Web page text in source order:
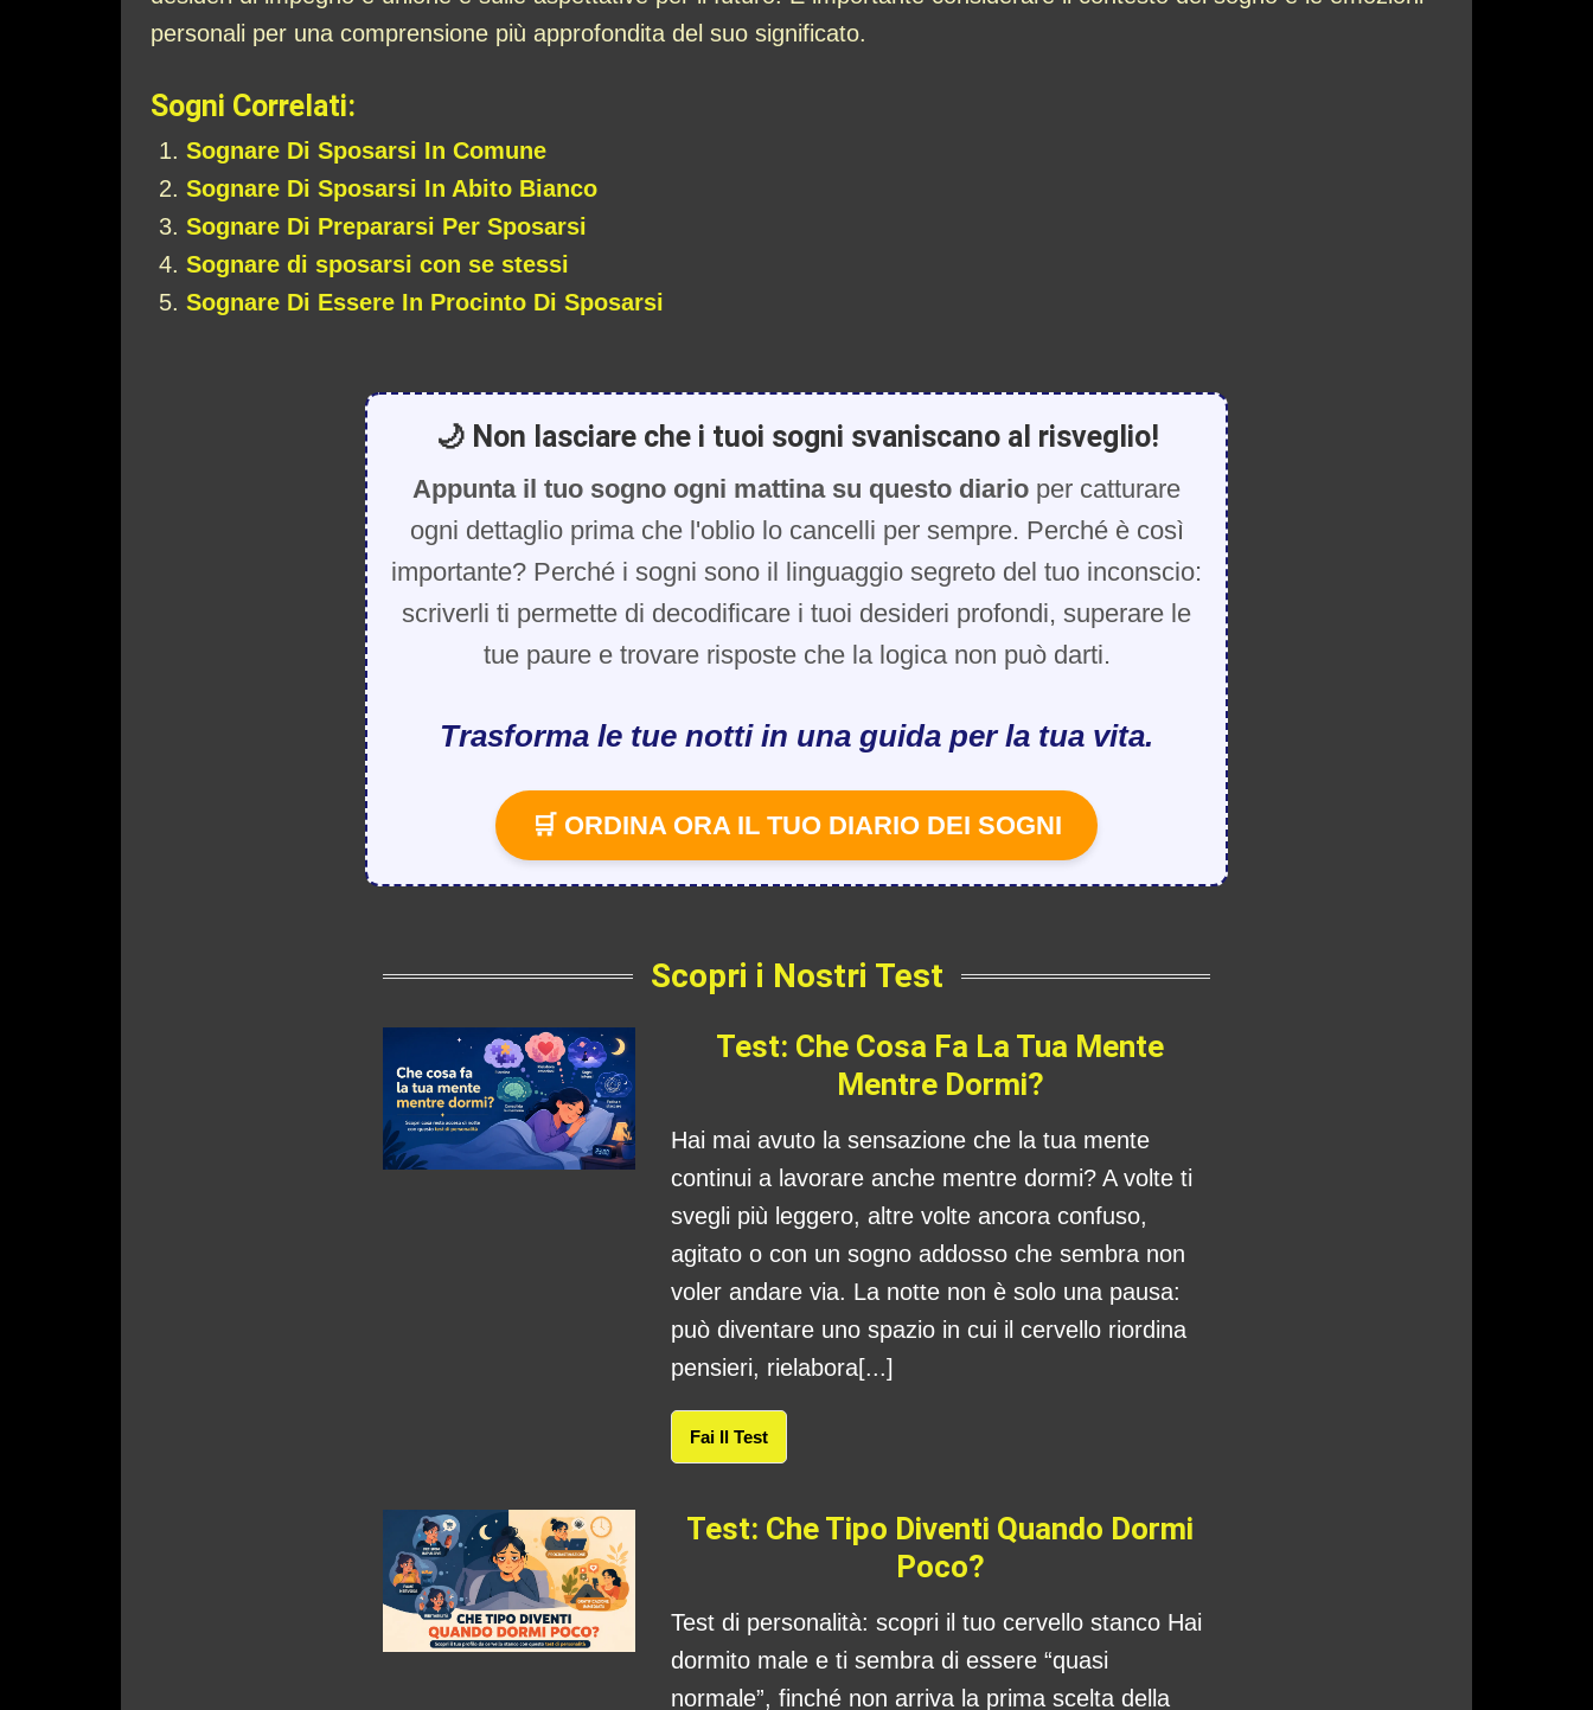
personali per una comprensione più approfondita del suo significato.
Sogni Correlati:
Sognare Di Sposarsi In Comune
Sognare Di Sposarsi In Abito Bianco
Sognare Di Prepararsi Per Sposarsi
Sognare di sposarsi con se stessi
Sognare Di Essere In Procinto Di Sposarsi
🌙 Non lasciare che i tuoi sogni svaniscano al risveglio!
Appunta il tuo sogno ogni mattina su questo diario per catturare
ogni dettaglio prima che l'oblio lo cancelli per sempre. Perché è così
importante? Perché i sogni sono il linguaggio segreto del tuo inconscio:
scriverli ti permette di decodificare i tuoi desideri profondi, superare le
tue paure e trovare risposte che la logica non può darti.
Trasforma le tue notti in una guida per la tua vita.
🛒 ORDINA ORA IL TUO DIARIO DEI SOGNI
Scopri i Nostri Test
Test: Che Cosa Fa La Tua Mente
Mentre Dormi?
Hai mai avuto la sensazione che la tua mente
continui a lavorare anche mentre dormi? A volte ti
svegli più leggero, altre volte ancora confuso,
agitato o con un sogno addosso che sembra non
voler andare via. La notte non è solo una pausa:
può diventare uno spazio in cui il cervello riordina
pensieri, rielabora[...]
Fai Il Test
Test: Che Tipo Diventi Quando Dormi
Poco?
Test di personalità: scopri il tuo cervello stanco Hai
dormito male e ti sembra di essere “quasi
normale”, finché non arriva la prima scelta della